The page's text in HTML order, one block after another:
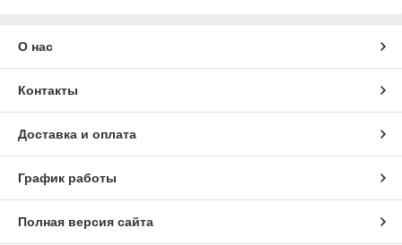
О нас
Контакты
Доставка и оплата
График работы
Полная версия сайта